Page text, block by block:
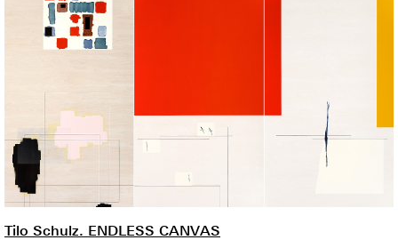
Tilo Schulz. ENDLESS CANVAS